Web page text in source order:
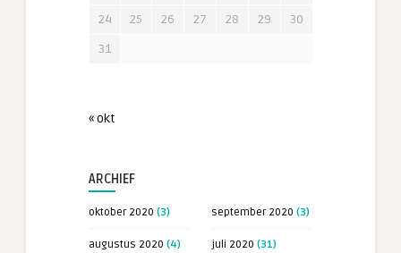
24
25 26 27 28 29
30
31
« okt
ARCHIEF
oktober 2020 (3) september 2020 (3)
augustus 2020 (4) juli 2020 (31)